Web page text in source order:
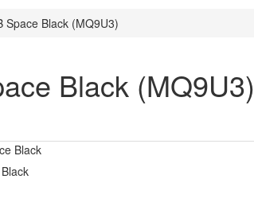
Space Black (MQ9U3)
Black (MQ9U3)